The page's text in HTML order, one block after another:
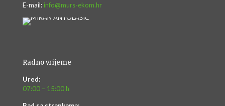
E-mail: info@murs-ekom.hr
Radno vrijeme
Ured:
07:00 – 15:00 h